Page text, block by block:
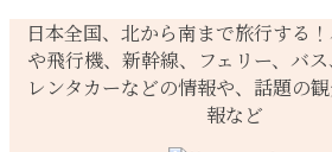
日本全国、北から南まで旅行する
や飛行機、新幹線、フェリー、バス
レンタカーなどの情報や、話題の
報など